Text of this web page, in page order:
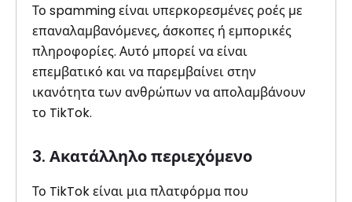
Το spamming είναι υπερκορεσμένες ροές με
επαναλαμβανόμενες, άσκοπες ή εμπορικές
πληροφορίες. Αυτό μπορεί να είναι
επεμβατικό και να παρεμβαίνει στην
ικανότητα των ανθρώπων να απολαμβάνουν
το TikTok.
3. Ακατάλληλο περιεχόμενο
Το TikTok είναι μια πλατφόρμα που